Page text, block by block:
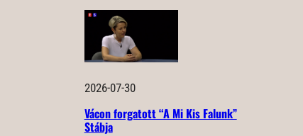
2026-07-30
Vácon forgatott “A Mi Kis Falunk”
Stábja